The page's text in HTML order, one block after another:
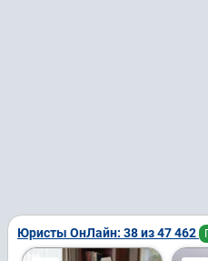
Юристы ОнЛайн: 38 из 47 462